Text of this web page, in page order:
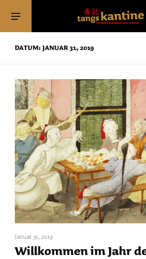
DATUM: JANUAR 31, 2019
Januar 31, 2019
Will­kommen im Jahr